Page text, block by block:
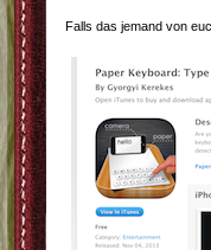
Falls das jemand von